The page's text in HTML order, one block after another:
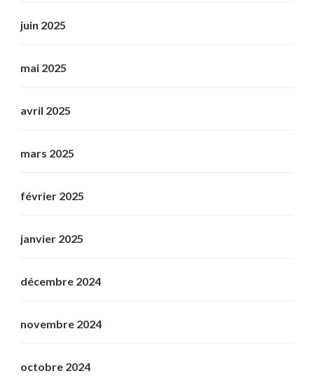
juin 2025
mai 2025
avril 2025
mars 2025
février 2025
janvier 2025
décembre 2024
novembre 2024
octobre 2024